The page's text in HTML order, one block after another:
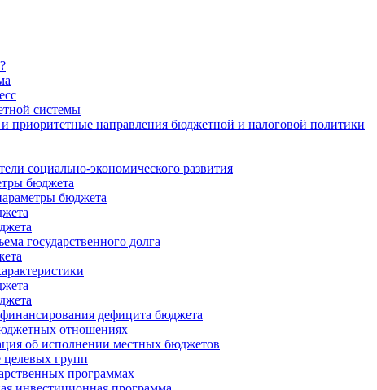
системы
приоритетные направления бюджетной и налоговой политики
социально-экономического развития
бюджета
бюджета
государственного долга
дефицита бюджета
отношениях
об исполнении местных бюджетов
целевых групп
программах